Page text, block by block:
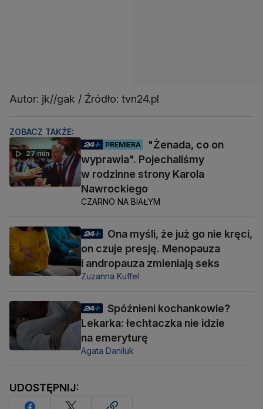
Autor: jk//gak / Źródło: tvn24.pl
ZOBACZ TAKŻE:
27 min
PREMIERA
"Żenada, co on
wyprawia". Pojechaliśmy
w rodzinne strony Karola
Nawrockiego
CZARNO NA BIAŁYM
Ona myśli, że już go nie kręci,
on czuje presję. Menopauza
i andropauza zmieniają seks
Zuzanna Kuffel
Spóźnieni kochankowie?
Lekarka: łechtaczka nie idzie
na emeryturę
Agata Daniluk
UDOSTĘPNIJ: